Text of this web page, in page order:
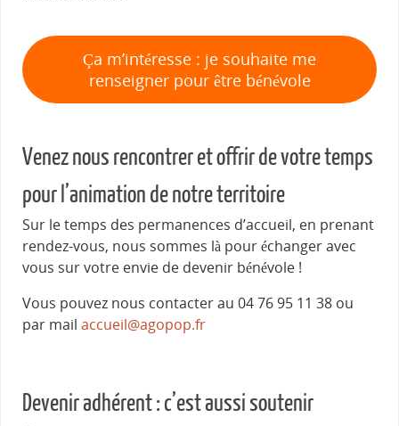
Ça m’intéresse : je souhaite me
renseigner pour être bénévole
Venez nous rencontrer et offrir de votre temps
pour l’animation de notre territoire
Sur le temps des permanences d’accueil, en prenant
rendez-vous, nous sommes là pour échanger avec
vous sur votre envie de devenir bénévole !
Vous pouvez nous contacter au 04 76 95 11 38 ou
par mail accueil@agopop.fr
Devenir adhérent : c’est aussi soutenir